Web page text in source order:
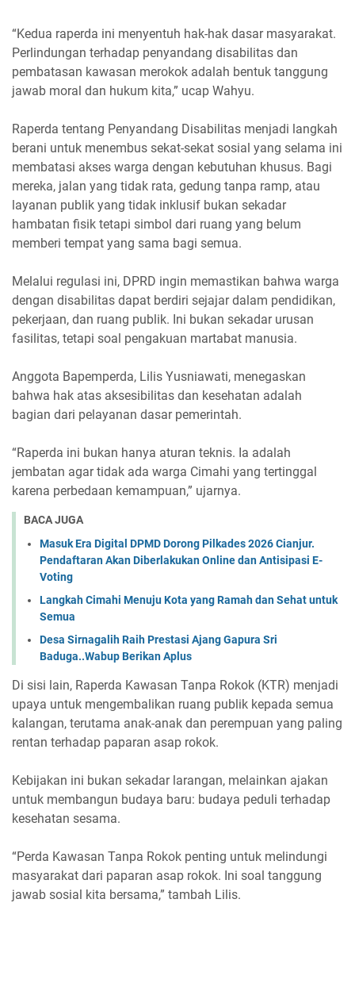
“Kedua raperda ini menyentuh hak-hak dasar masyarakat.
Perlindungan terhadap penyandang disabilitas dan
pembatasan kawasan merokok adalah bentuk tanggung
jawab moral dan hukum kita,” ucap Wahyu.
Raperda tentang Penyandang Disabilitas menjadi langkah
berani untuk menembus sekat-sekat sosial yang selama ini
membatasi akses warga dengan kebutuhan khusus. Bagi
mereka, jalan yang tidak rata, gedung tanpa ramp, atau
layanan publik yang tidak inklusif bukan sekadar
hambatan fisik tetapi simbol dari ruang yang belum
memberi tempat yang sama bagi semua.
Melalui regulasi ini, DPRD ingin memastikan bahwa warga
dengan disabilitas dapat berdiri sejajar dalam pendidikan,
pekerjaan, dan ruang publik. Ini bukan sekadar urusan
fasilitas, tetapi soal pengakuan martabat manusia.
Anggota Bapemperda, Lilis Yusniawati, menegaskan
bahwa hak atas aksesibilitas dan kesehatan adalah
bagian dari pelayanan dasar pemerintah.
“Raperda ini bukan hanya aturan teknis. Ia adalah
jembatan agar tidak ada warga Cimahi yang tertinggal
karena perbedaan kemampuan,” ujarnya.
BACA JUGA
Masuk Era Digital DPMD Dorong Pilkades 2026 Cianjur.
Pendaftaran Akan Diberlakukan Online dan Antisipasi E-
Voting
Langkah Cimahi Menuju Kota yang Ramah dan Sehat untuk
Semua
Desa Sirnagalih Raih Prestasi Ajang Gapura Sri
Baduga..Wabup Berikan Aplus
Di sisi lain, Raperda Kawasan Tanpa Rokok (KTR) menjadi
upaya untuk mengembalikan ruang publik kepada semua
kalangan, terutama anak-anak dan perempuan yang paling
rentan terhadap paparan asap rokok.
Kebijakan ini bukan sekadar larangan, melainkan ajakan
untuk membangun budaya baru: budaya peduli terhadap
kesehatan sesama.
“Perda Kawasan Tanpa Rokok penting untuk melindungi
masyarakat dari paparan asap rokok. Ini soal tanggung
jawab sosial kita bersama,” tambah Lilis.